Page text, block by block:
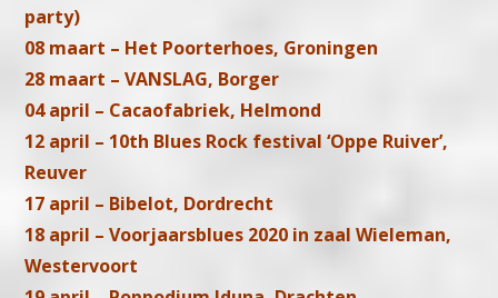
party)
08 maart – Het Poorterhoes, Groningen
28 maart – VANSLAG, Borger
04 april – Cacaofabriek, Helmond
12 april – 10th Blues Rock festival ‘Oppe Ruiver’,
Reuver
17 april – Bibelot, Dordrecht
18 april – Voorjaarsblues 2020 in zaal Wieleman,
Westervoort